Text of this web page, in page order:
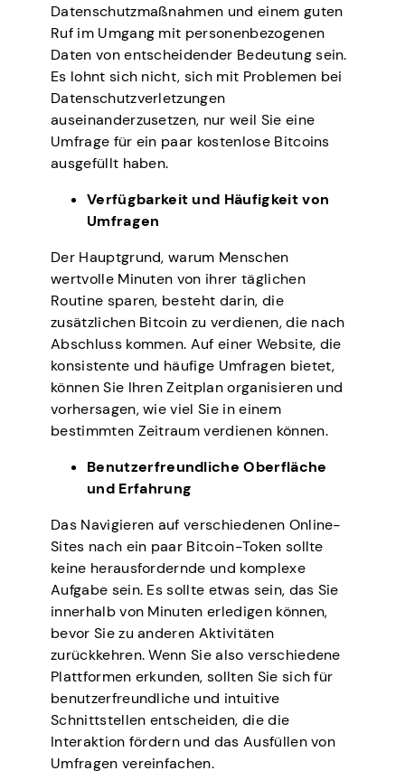
Datenschutzmaßnahmen und einem guten
Ruf im Umgang mit personenbezogenen
Daten von entscheidender Bedeutung sein.
Es lohnt sich nicht, sich mit Problemen bei
Datenschutzverletzungen
auseinanderzusetzen, nur weil Sie eine
Umfrage für ein paar kostenlose Bitcoins
ausgefüllt haben.
Verfügbarkeit und Häufigkeit von
Umfragen
Der Hauptgrund, warum Menschen
wertvolle Minuten von ihrer täglichen
Routine sparen, besteht darin, die
zusätzlichen Bitcoin zu verdienen, die nach
Abschluss kommen. Auf einer Website, die
konsistente und häufige Umfragen bietet,
können Sie Ihren Zeitplan organisieren und
vorhersagen, wie viel Sie in einem
bestimmten Zeitraum verdienen können.
Benutzerfreundliche Oberfläche
und Erfahrung
Das Navigieren auf verschiedenen Online-
Sites nach ein paar Bitcoin-Token sollte
keine herausfordernde und komplexe
Aufgabe sein. Es sollte etwas sein, das Sie
innerhalb von Minuten erledigen können,
bevor Sie zu anderen Aktivitäten
zurückkehren. Wenn Sie also verschiedene
Plattformen erkunden, sollten Sie sich für
benutzerfreundliche und intuitive
Schnittstellen entscheiden, die die
Interaktion fördern und das Ausfüllen von
Umfragen vereinfachen.